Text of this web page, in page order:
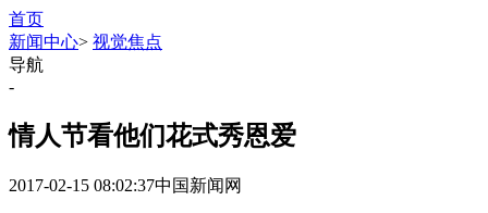
首页
新闻中心> 视觉焦点
导航
-
情人节看他们花式秀恩爱
2017-02-15 08:02:37中国新闻网